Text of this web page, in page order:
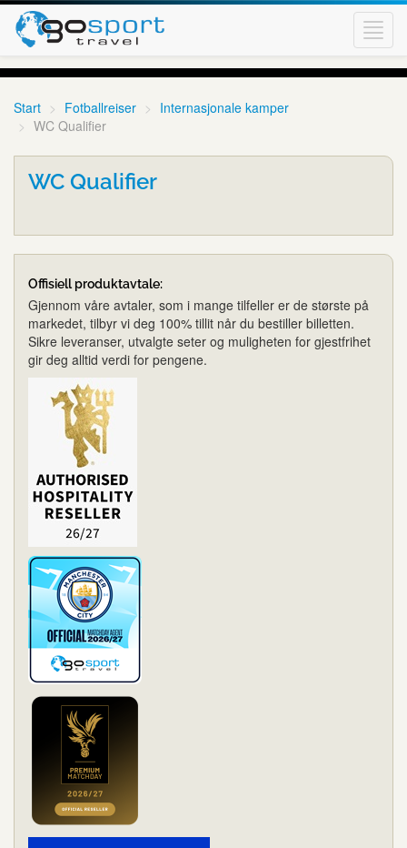
Start Fotballreiser
Internasjonale kamper
WC Qualifier
WC Qualifier
Offisiell produktavtale:
Gjennom våre avtaler, som i mange tilfeller er de største på
markedet, tilbyr vi deg 100% tillit når du bestiller billetten.
Sikre leveranser, utvalgte seter og muligheten for gjestfrihet
gir deg alltid verdi for pengene.